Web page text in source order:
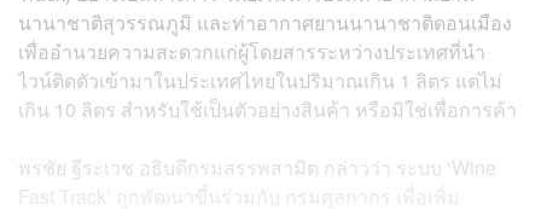
นานาชาติสุวรรณภูมิ และท่าอากาศยานนานาชาติดอนเมือง
เพื่ออำนวยความสะดวกแก่ผู้โดยสารระหว่างประเทศที่นำ
ไวน์ติดตัวเข้ามาในประเทศไทยในปริมาณเกิน 1 ลิตร แต่ไม่
เกิน 10 ลิตร สำหรับใช้เป็นตัวอย่างสินค้า หรือมิใช่เพื่อการค้า
พรชัย ฐีระเวช อธิบดีกรมสรรพสามิต กล่าวว่า ระบบ ‘Wine
Fast Track’ ถูกพัฒนาขึ้นร่วมกับ กรมศุลกากร เพื่อเพิ่ม